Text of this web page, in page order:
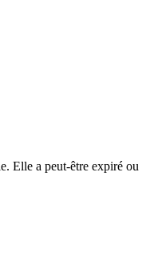
Elle a peut-être expiré ou